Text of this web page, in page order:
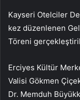
Kayseri Otelciler
kez düzenlenen
Töreni
Erciyes Kültür
Valisi Gökmen
Dr. Memduh